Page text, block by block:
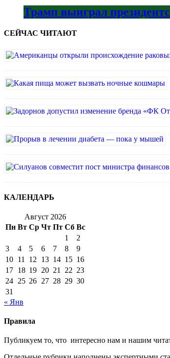
Трамп выиграл
СЕЙЧАС ЧИТАЮТ
КАЛЕНДАРЬ
Август 2026
Пн Вт Ср Чт Пт Сб Вс
1
2
3
4 5 6 7 8
9
10 11 12 13 14 15 16
17 18 19 20 21 22 23
24 25 26 27 28 29 30
31
« Янв
Правила
Публикуем то, что интересно нам и нашим